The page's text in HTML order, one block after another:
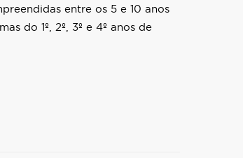
entre os 5 e 10 anos
do 1º, 2º, 3º e 4º anos de